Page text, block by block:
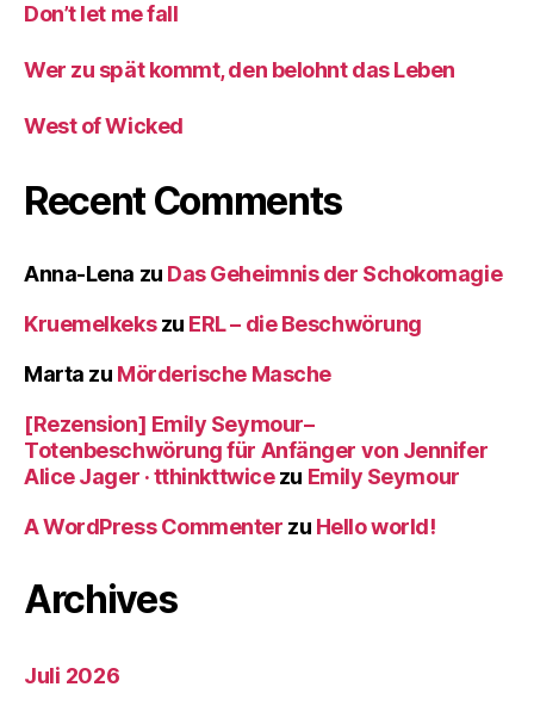
Don’t let me fall
Wer zu spät kommt, den belohnt das Leben
West of Wicked
Recent Comments
Anna-Lena zu Das Geheimnis der Schokomagie
Kruemelkekszu ERL – die Beschwörung
Marta zu Mörderische Masche
[Rezension] Emily Seymour–
Totenbeschwörung für Anfänger von Jennifer
Alice Jager · tthinkttwicezu Emily Seymour
A WordPress Commenter zu Hello world!
Archives
Juli 2026